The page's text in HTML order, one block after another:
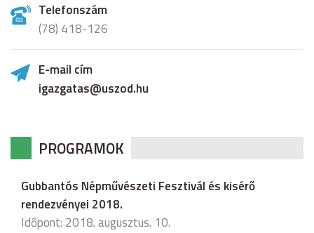
Telefonszám
(78) 418-126
E-mail cím
igazgatas@uszod.hu
PROGRAMOK
Gubbantós Népművészeti Fesztivál és kisérő
rendezvényei 2018.
Időpont: 2018. augusztus. 10.